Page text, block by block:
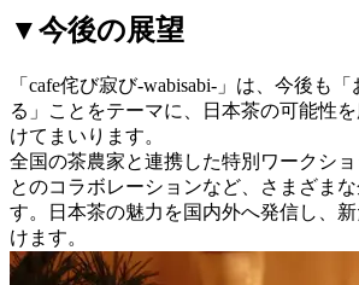
▼今後の展望
「cafe侘び寂び-wabisabi-」は、今後も
る」ことをテーマに、日本茶の可能性
けてまいります。
全国の茶農家と連携した特別ワークシ
とのコラボレーションなど、さまざま
す。日本茶の魅力を国内外へ発信し、
けます。